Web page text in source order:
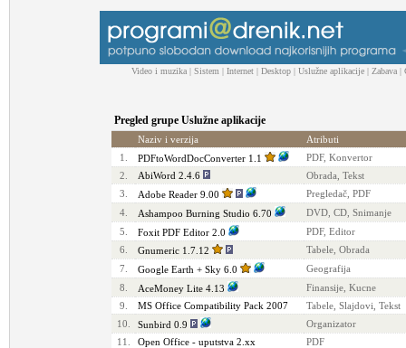
Video i muzika | Sistem | Internet | Desktop | Uslužne aplikacije | Zabava |
Pregled grupe Uslužne aplikacije
Naziv i verzija
Atributi
1.
PDFtoWordDocConverter 1.1
PDF, Konvertor
2.
AbiWord 2.4.6
Obrada, Tekst
3.
Adobe Reader 9.00
Pregledač, PDF
4.
Ashampoo Burning Studio 6.70
DVD, CD, Snimanje
5.
Foxit PDF Editor 2.0
PDF, Editor
6.
Gnumeric 1.7.12
Tabele, Obrada
7.
Google Earth + Sky 6.0
Geografija
8.
AceMoney Lite 4.13
Finansije, Kucne
9.
MS Office Compatibility Pack 2007
Tabele, Slajdovi, Tekst
10.
Sunbird 0.9
Organizator
11.
Open Office - uputstva 2.xx
PDF